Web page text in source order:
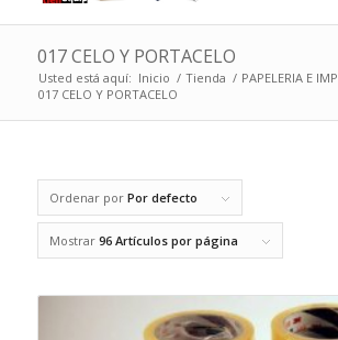
017 CELO Y PORTACELO
Usted está aquí: Inicio / Tienda / PAPELERIA E
017 CELO Y PORTACELO
Ordenar por Por defecto
Mostrar 96 Artículos por página